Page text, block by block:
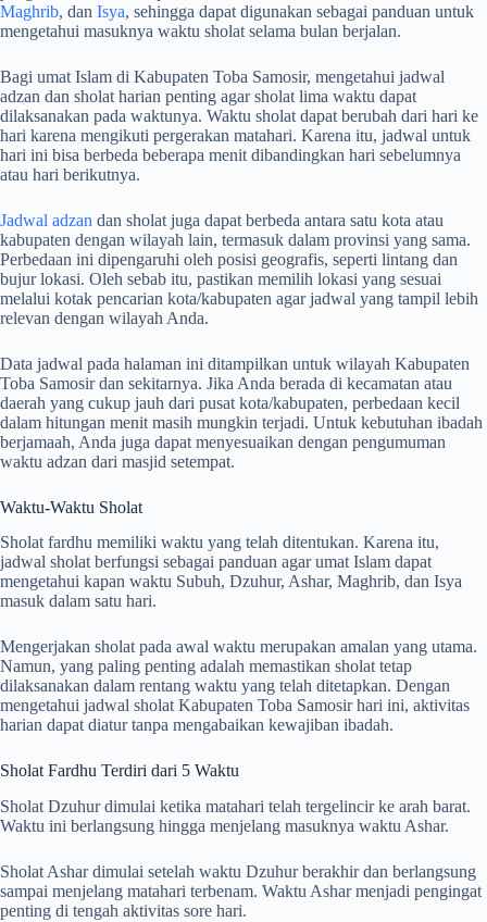
Maghrib, dan Isya, sehingga dapat digunakan sebagai panduan untuk
mengetahui masuknya waktu sholat selama bulan berjalan.
Bagi umat Islam di Kabupaten Toba Samosir, mengetahui jadwal
adzan dan sholat harian penting agar sholat lima waktu dapat
dilaksanakan pada waktunya. Waktu sholat dapat berubah dari hari ke
hari karena mengikuti pergerakan matahari. Karena itu, jadwal untuk
hari ini bisa berbeda beberapa menit dibandingkan hari sebelumnya
atau hari berikutnya.
Jadwal adzan dan sholat juga dapat berbeda antara satu kota atau
kabupaten dengan wilayah lain, termasuk dalam provinsi yang sama.
Perbedaan ini dipengaruhi oleh posisi geografis, seperti lintang dan
bujur lokasi. Oleh sebab itu, pastikan memilih lokasi yang sesuai
melalui kotak pencarian kota/kabupaten agar jadwal yang tampil lebih
relevan dengan wilayah Anda.
Data jadwal pada halaman ini ditampilkan untuk wilayah Kabupaten
Toba Samosir dan sekitarnya. Jika Anda berada di kecamatan atau
daerah yang cukup jauh dari pusat kota/kabupaten, perbedaan kecil
dalam hitungan menit masih mungkin terjadi. Untuk kebutuhan ibadah
berjamaah, Anda juga dapat menyesuaikan dengan pengumuman
waktu adzan dari masjid setempat.
Waktu-Waktu Sholat
Sholat fardhu memiliki waktu yang telah ditentukan. Karena itu,
jadwal sholat berfungsi sebagai panduan agar umat Islam dapat
mengetahui kapan waktu Subuh, Dzuhur, Ashar, Maghrib, dan Isya
masuk dalam satu hari.
Mengerjakan sholat pada awal waktu merupakan amalan yang utama.
Namun, yang paling penting adalah memastikan sholat tetap
dilaksanakan dalam rentang waktu yang telah ditetapkan. Dengan
mengetahui jadwal sholat Kabupaten Toba Samosir hari ini, aktivitas
harian dapat diatur tanpa mengabaikan kewajiban ibadah.
Sholat Fardhu Terdiri dari 5 Waktu
Sholat Dzuhur dimulai ketika matahari telah tergelincir ke arah barat.
Waktu ini berlangsung hingga menjelang masuknya waktu Ashar.
Sholat Ashar dimulai setelah waktu Dzuhur berakhir dan berlangsung
sampai menjelang matahari terbenam. Waktu Ashar menjadi pengingat
penting di tengah aktivitas sore hari.